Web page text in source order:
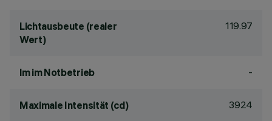
Lichtausbeute (realer
Wert)
119.97
lm im Notbetrieb -
Maximale Intensität (cd) 3924